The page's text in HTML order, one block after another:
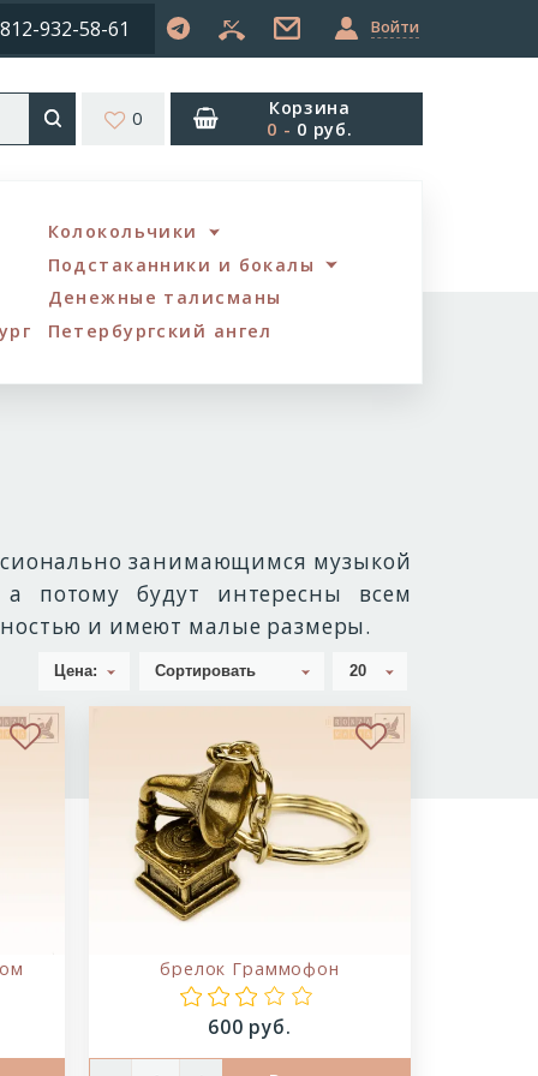
932-58-61 Войти
0
Корзина
0 - 0 руб.
Колокольчики
Подстаканники и бокалы
Денежные талисманы
Петербургский ангел
занимающимся музыкой
потому будут интересны всем
и имеют малые размеры.
Цена:
брелок Граммофон
Цена:
600 руб.